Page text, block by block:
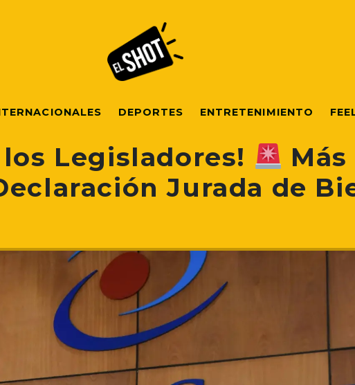
DEPORTES ENTRETENIMIENTO
Legisladores!
Más
Jurada de